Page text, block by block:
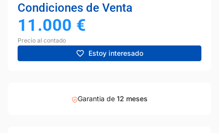
Condiciones de Venta
11.000 €
Precio al contado
Estoy interesado
Garantia de 12 meses